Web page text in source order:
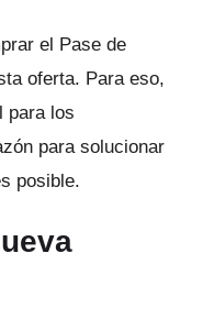
el Pase de
oferta. Para eso,
para los
para solucionar
posible.